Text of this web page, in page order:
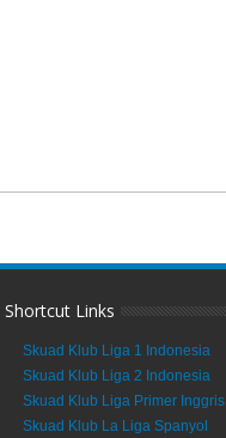
Shortcut Links
Skuad Klub Liga 1 Indonesia
Skuad Klub Liga 2 Indonesia
Skuad Klub Liga Primer Inggris
Skuad Klub La Liga Spanyol